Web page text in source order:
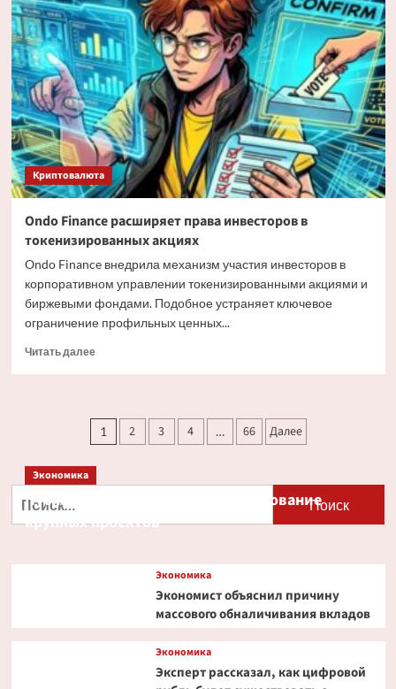
о
трансформации
спроса
на
Bitcoin
Криптовалюта
Ondo Finance расширяет права инвесторов в
токенизированных акциях
Ondo Finance внедрила механизм участия инвесторов в
корпоративном управлении токенизированными акциями и
биржевыми фондами. Подобное устраняет ключевое
ограничение профильных ценных...
Читать далееПрочитать
Finance
расширяет
инвесторов
в
Пагинация
записей
1 2 3 4 … 66 Далее
Экономика
Путин и Костин обсудили кредитование
крупных проектов
Экономика
Экономист объяснил причину
массового обналичивания вкладов
Экономика
Эксперт рассказал, как цифровой